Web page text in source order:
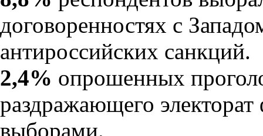
договоренностях с
антироссийских санкций.
2,4% опрошенных
раздражающего
выборами.